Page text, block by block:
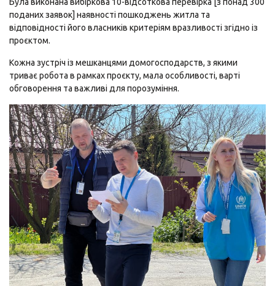
поданих заявок] наявності пошкоджень житла та
відповідності його власників критеріям вразливості згідно із
проєктом.
Кожна зустріч із мешканцями домогосподарств, з якими
триває робота в рамках проєкту, мала особливості, варті
обговорення та важливі для порозуміння.